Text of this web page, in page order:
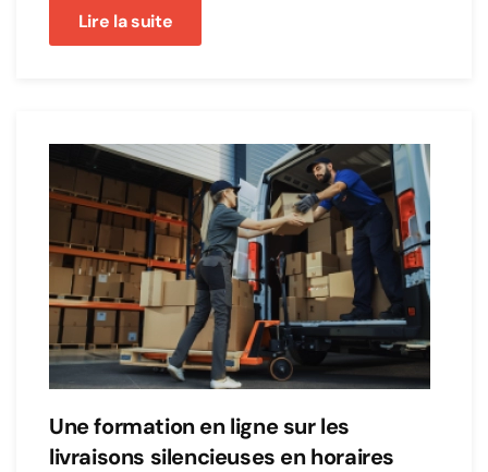
Lire la suite
Une formation en ligne sur les
livraisons silencieuses en horaires